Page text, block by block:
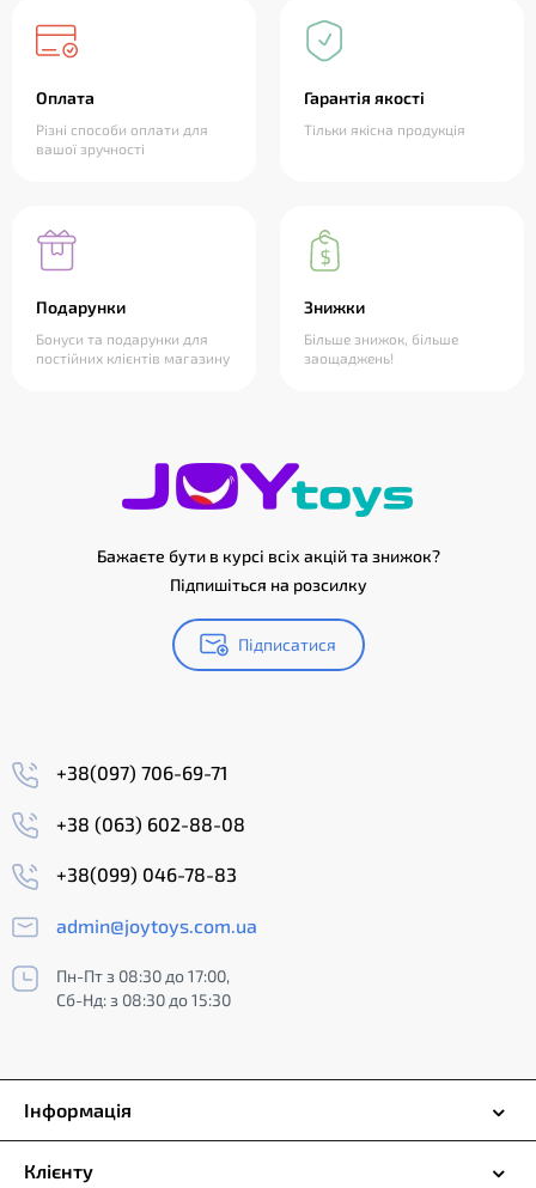
Оплата
Різні способи оплати для
вашої зручності
Гарантія якості
Тільки якісна продукція
Подарунки
Бонуси та подарунки для
постійних клієнтів магазину
Знижки
Більше знижок, більше
заощаджень!
Бажаєте бути в курсі всіх акцій та знижок?
Підпишіться на розсилку
Підписатися
+38(097) 706-69-71
+38 (063) 602-88-08
+38(099) 046-78-83
admin@joytoys.com.ua
Пн-Пт з 08:30 до 17:00,
Сб-Нд: з 08:30 до 15:30
Інформація
Клієнту